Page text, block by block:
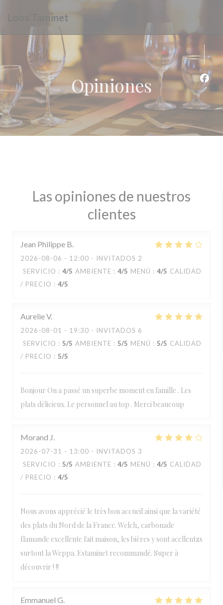
Loos'Taminet
Opiniones
Las opiniones de nuestros
clientes
Jean Philippe B
2026-08-06 - 12:00 - INVITADOS 2
SERVICIO : 4/5 AMBIENTE : 4/5 MENÚ : 4/5 CALIDAD
/ PRECIO : 4/5
AurelieV
2026-08-01 - 19:30 - INVITADOS 6
SERVICIO : 5/5 AMBIENTE : 5/5 MENÚ : 5/5 CALIDAD
/ PRECIO : 5/5
Bonjour On a passé un superbe moment en famille . Les
plats délicieux. Le personnel au top . Merci beaucoup
Morand J
2026-07-31 - 13:00 - INVITADOS 3
SERVICIO : 5/5 AMBIENTE : 4/5 MENÚ : 4/5 CALIDAD
/ PRECIO : 4/5
Nous avons apprécié le très bon accueil ainsi que la variété
des plats du Nord de la France. Welch, carbonade
flamande excellente fait maison, les bières y sont acellentzs
surtout la Weppa. Estaminet recommandé. Super à
découvrir ! !!
Emmanuel G